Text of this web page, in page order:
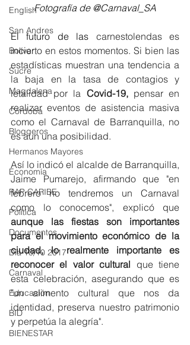
English
San Andres
Bolívar
Sucre
Magdalena
Córdoba
Bloggeros
Hermanos Mayores
Economía
RAP CARIBE
Política
Documentos
Día 10/10 2017
Carnaval
Educación
BID
BIENESTAR
Fotografía de @Carnaval_SA
El futuro de las carnestolendas es
incierto en estos momentos. Si bien las
estadísticas muestran una tendencia a
la baja en la tasa de contagios y
letalidad por la Covid-19, pensar en
realizar eventos de asistencia masiva
como el Carnaval de Barranquilla, no
es aun una posibilidad.
Así lo indicó el alcalde de Barranquilla,
Jaime Pumarejo, afirmando que "en
febrero no tendremos un Carnaval
aunque las fiestas son importantes
para el movimiento económico de la
ciudad, lo realmente importante es
reconocer el valor cultural que tiene
esta celebración, asegurando que es
"un alimento cultural que nos da
identidad, preserva nuestro patrimonio
y perpetúa la alegría".